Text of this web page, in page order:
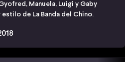
Manuela, Luigi y Gaby
de La Banda del Chino.